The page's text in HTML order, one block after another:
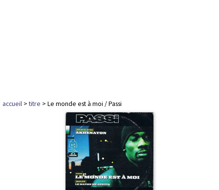
accueil >titre > Le monde est à moi / Passi